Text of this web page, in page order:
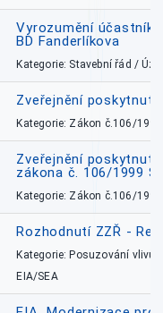
Vyrozumění
BD Fanderlíkova
Kategorie: Stavební řád /
Zveřejnění
Kategorie: Zákon č.106/1999
Zveřejnění
zákona č. 106/1999
Kategorie: Zákon č.106/1999
Rozhodnutí ZZŘ -
Kategorie: Posuzování vlivů
EIA/SEA